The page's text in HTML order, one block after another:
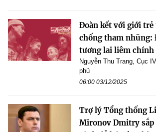
Đoàn kết với giới
chống tham
tương lai liêm chính
Nguyễn Thu Trang, Cục
phủ
06:00 03/12/2025
Trợ lý Tổng thống
Mironov Dmitry sắp